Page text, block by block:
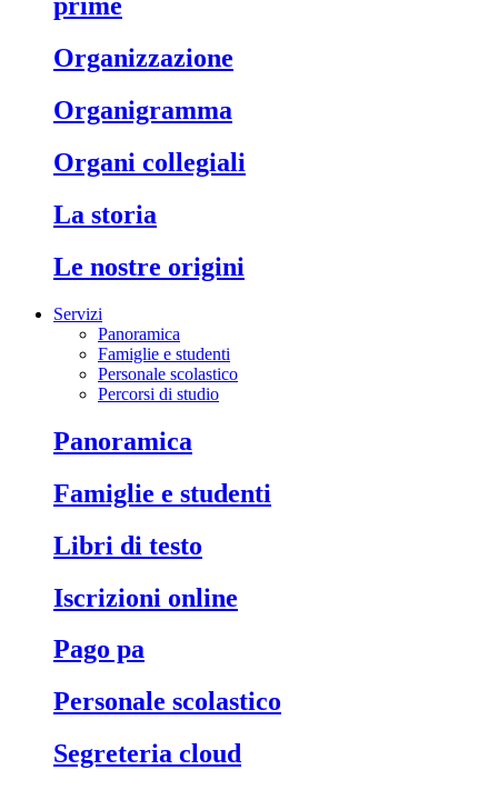
prime
organizzazione
organigramma
organi collegiali
la storia
le nostre origini
Servizi
Panoramica
Famiglie e studenti
Personale scolastico
Percorsi di studio
panoramica
famiglie e studenti
libri di testo
iscrizioni online
pago pa
personale scolastico
segreteria cloud